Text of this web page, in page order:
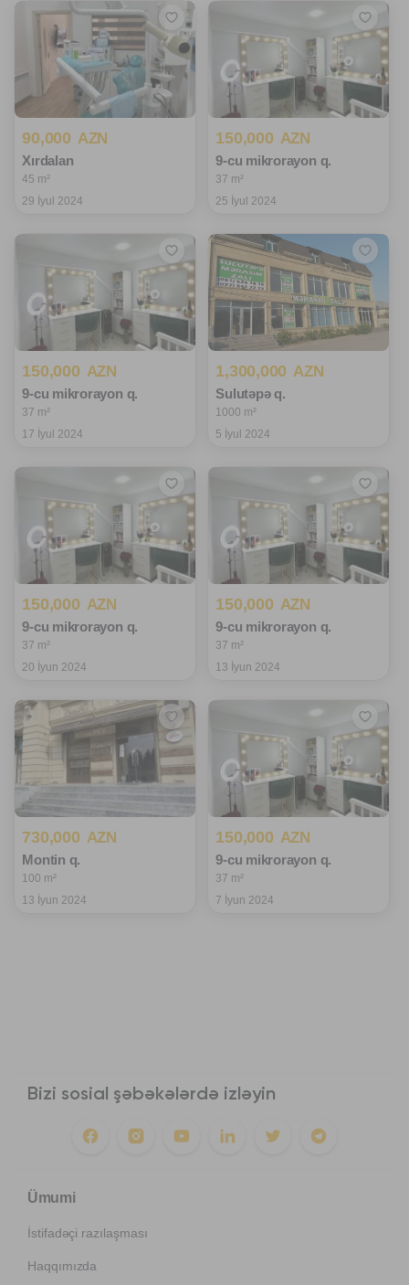
90,000 AZN
Xırdalan
45 m²
29 İyul 2024
150,000 AZN
9-cu mikrorayon q.
37 m²
25 İyul 2024
150,000 AZN
9-cu mikrorayon q.
37 m²
17 İyul 2024
1,300,000 AZN
Sulutəpə q.
1000 m²
5 İyul 2024
150,000 AZN
9-cu mikrorayon q.
37 m²
20 İyun 2024
150,000 AZN
9-cu mikrorayon q.
37 m²
13 İyun 2024
730,000 AZN
Montin q.
100 m²
13 İyun 2024
150,000 AZN
9-cu mikrorayon q.
37 m²
7 İyun 2024
Bizi sosial şəbəkələrdə izləyin
Ümumi
İstifadəçi razılaşması
Haqqımızda